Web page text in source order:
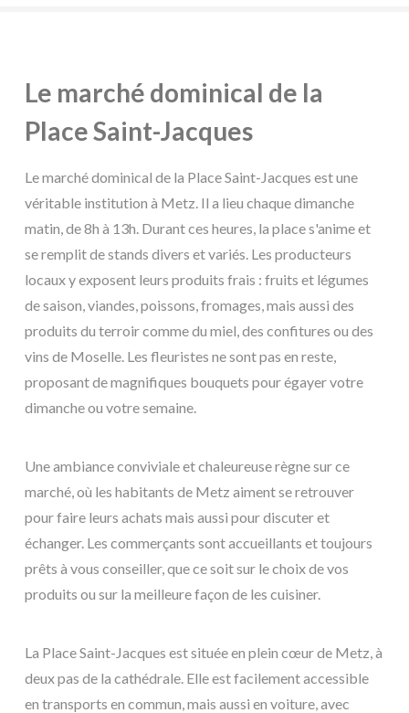
Le marché dominical de la
Place Saint-Jacques
Le marché dominical de la Place Saint-Jacques est une
véritable institution à Metz. Il a lieu chaque dimanche
matin, de 8h à 13h. Durant ces heures, la place s'anime et
se remplit de stands divers et variés. Les producteurs
locaux y exposent leurs produits frais : fruits et légumes
de saison, viandes, poissons, fromages, mais aussi des
produits du terroir comme du miel, des confitures ou des
vins de Moselle. Les fleuristes ne sont pas en reste,
proposant de magnifiques bouquets pour égayer votre
dimanche ou votre semaine.
Une ambiance conviviale et chaleureuse règne sur ce
marché, où les habitants de Metz aiment se retrouver
pour faire leurs achats mais aussi pour discuter et
échanger. Les commerçants sont accueillants et toujours
prêts à vous conseiller, que ce soit sur le choix de vos
produits ou sur la meilleure façon de les cuisiner.
La Place Saint-Jacques est située en plein cœur de Metz, à
deux pas de la cathédrale. Elle est facilement accessible
en transports en commun, mais aussi en voiture, avec